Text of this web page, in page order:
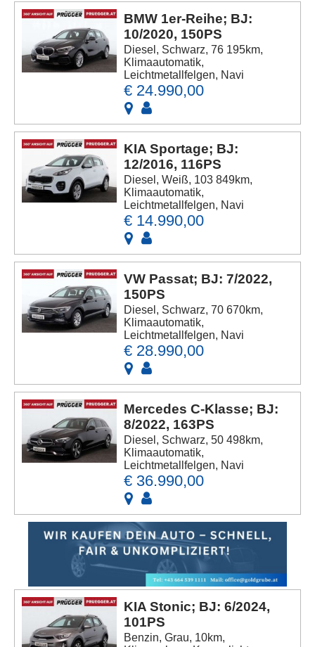
BMW 1er-Reihe; BJ:
10/2020, 150PS
Diesel, Schwarz, 76 195km,
Klimaautomatik,
Leichtmetallfelgen, Navi
€ 24.990,00
KIA Sportage; BJ:
12/2016, 116PS
Diesel, Weiß, 103 849km,
Klimaautomatik,
Leichtmetallfelgen, Navi
€ 14.990,00
VW Passat; BJ: 7/2022,
150PS
Diesel, Schwarz, 70 670km,
Klimaautomatik,
Leichtmetallfelgen, Navi
€ 28.990,00
Mercedes C-Klasse; BJ:
8/2022, 163PS
Diesel, Schwarz, 50 498km,
Klimaautomatik,
Leichtmetallfelgen, Navi
€ 36.990,00
KIA Stonic; BJ: 6/2024,
101PS
Benzin, Grau, 10km,